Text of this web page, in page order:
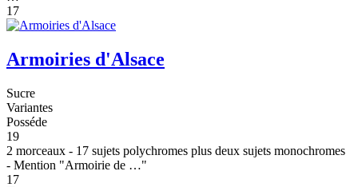
17
Armoiries d'Alsace
Sucre
Variantes
Posséde
19
2 morceaux - 17 sujets polychromes plus deux sujets monochromes
- Mention "Armoirie de …"
17